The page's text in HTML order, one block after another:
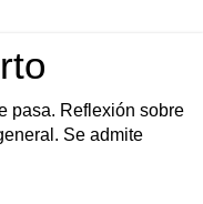
pasa. Reflexión sobre
Se admite